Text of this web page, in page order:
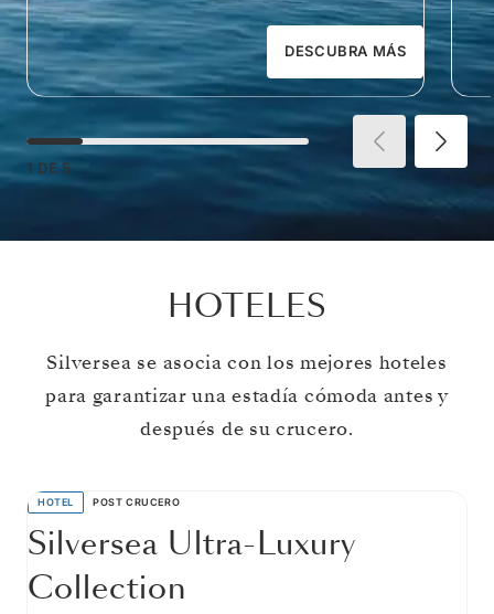
DESCUBRA MÁS
1 DE 5
HOTELES
Silversea se asocia con los mejores hoteles
para garantizar una estadía cómoda antes y
después de su crucero.
HOTEL POST CRUCERO
Silversea Ultra-Luxury
Collection